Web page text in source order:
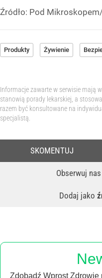
Źródło: Pod
Produkty Żywienie
Informacje zawarte w serwisie mają
stanowią porady lekarskiej, a
razem być konsultowane na
specjalistą.
Obserwuj nas
Dodaj jako
SKOMENTUJ
Zdobądź Wprost Zdrowie